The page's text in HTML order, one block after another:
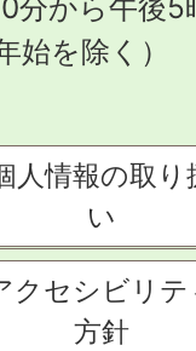
分から午後5
始を除く）
人情報の取り
い
クセシビリテ
方針